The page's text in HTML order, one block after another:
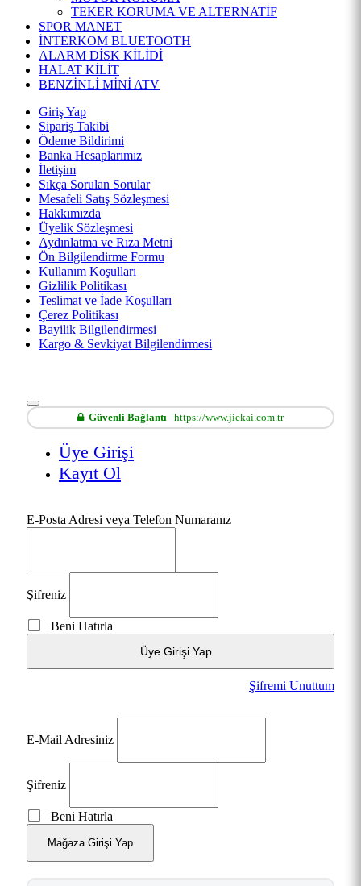
TEKER KORUMA VE ALTERNATİF
SPOR MANET
İNTERKOM BLUETOOTH
ALARM DİSK KİLİDİ
HALAT KİLİT
BENZİNLİ MİNİ ATV
Giriş Yap
Sipariş Takibi
Ödeme Bildirimi
Banka Hesaplarımız
İletişim
Sıkça Sorulan Sorular
Mesafeli Satış Sözleşmesi
Hakkımızda
Üyelik Sözleşmesi
Aydınlatma ve Rıza Metni
Ön Bilgilendirme Formu
Kullanım Koşulları
Gizlilik Politikası
Teslimat ve İade Koşulları
Çerez Politikası
Bayilik Bilgilendirmesi
Kargo & Sevkiyat Bilgilendirmesi
Güvenli Bağlantı https://www.jiekai.com.tr
Üye Girişi
Kayıt Ol
E-Posta Adresi veya Telefon Numaranız
Şifreniz
Beni Hatırla
Üye Girişi Yap
Şifremi Unuttum
E-Mail Adresiniz
Şifreniz
Beni Hatırla
Mağaza Girişi Yap